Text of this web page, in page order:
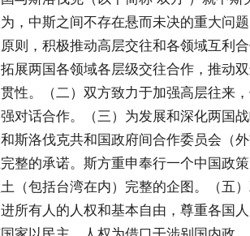
，中斯之间不存在悬而未决的重大问
则，积极推动高层交往和各领域互利
展两国各领域各层级交往合作，推动
性。（二）双方致力于加强高层往来
对话合作。（三）为发展和深化两国
斯洛伐克共和国政府间合作委员会（
整的承诺。斯方重申奉行一个中国政
（包括台湾在内）完整的企图。（五
所有人的人权和基本自由，尊重各国